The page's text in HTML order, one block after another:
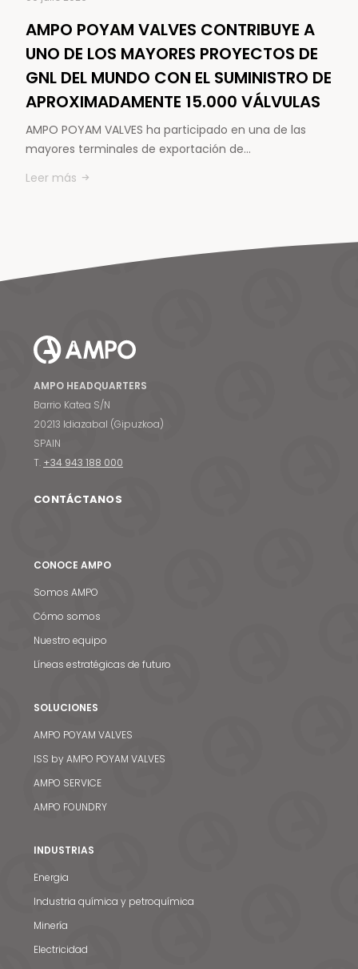
AMPO POYAM VALVES CONTRIBUYE A
UNO DE LOS MAYORES PROYECTOS DE
GNL DEL MUNDO CON EL SUMINISTRO DE
APROXIMADAMENTE 15.000 VÁLVULAS
AMPO POYAM VALVES ha participado en una de las
mayores terminales de exportación de…
Leer más
AMPO HEADQUARTERS
Barrio Katea S/N
20213 Idiazabal (Gipuzkoa)
SPAIN
T. +34 943 188 000
CONTÁCTANOS
CONOCE AMPO
Somos AMPO
Cómo somos
Nuestro equipo
Líneas estratégicas de futuro
SOLUCIONES
AMPO POYAM VALVES
ISS by AMPO POYAM VALVES
AMPO SERVICE
AMPO FOUNDRY
INDUSTRIAS
Energia
Industria química y petroquímica
Minería
Electricidad